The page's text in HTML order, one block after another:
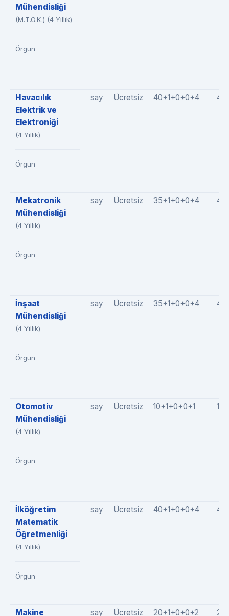
Mühendisliği
(M.T.O.K.) (4 Yıllık)
Örgün
Havacılık
Elektrik ve
Elektroniği
(4 Yıllık)
Örgün
say Ücretsiz 40+1+0+0+4
Mekatronik
Mühendisliği
(4 Yıllık)
Örgün
say Ücretsiz 35+1+0+0+4
İnşaat
Mühendisliği
(4 Yıllık)
Örgün
say Ücretsiz 35+1+0+0+4
Otomotiv
Mühendisliği
(4 Yıllık)
Örgün
say Ücretsiz 10+1+0+0+1
İlköğretim
Matematik
Öğretmenliği
(4 Yıllık)
Örgün
say Ücretsiz 40+1+0+0+4
Makine say Ücretsiz 20+1+0+0+2